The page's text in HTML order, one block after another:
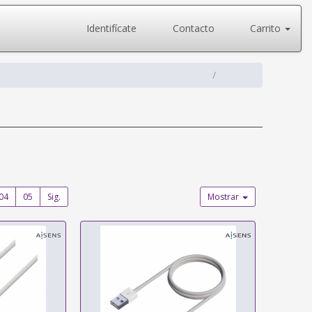
Identifícate Contacto Carrito
05 Sig. Mostrar